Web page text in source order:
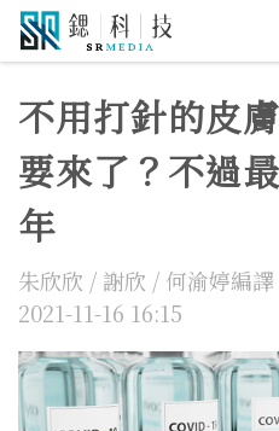
不用打針的皮
要來了？不過
年
朱欣欣 / 謝欣 / 何渝婷編譯
2021-11-16 16:15